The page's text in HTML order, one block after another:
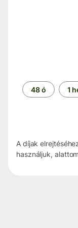
Időszak
48 ó 1
A díjak
használjuk,